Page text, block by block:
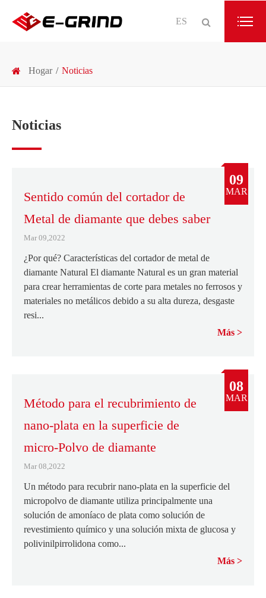
ES
Hogar Noticias
Noticias
Sentido común del cortador de
Metal de diamante que debes saber
Mar 09,2022
¿Por qué? Características del cortador de metal de
diamante Natural El diamante Natural es un gran material
para crear herramientas de corte para metales no ferrosos y
materiales no metálicos debido a su alta dureza, desgaste
resi...
Más
09
MAR
Método para el recubrimiento de
nano-plata en la superficie de
micro-Polvo de diamante
Mar 08,2022
Un método para recubrir nano-plata en la superficie del
micropolvo de diamante utiliza principalmente una
solución de amoníaco de plata como solución de
revestimiento químico y una solución mixta de glucosa y
polivinilpirrolidona como...
Más
08
MAR